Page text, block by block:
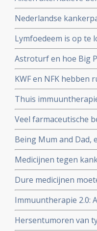
hoger maken dan
Nederlandse
Ross in Bracht
Lymfoedeem is op te
borstkankerpatient
Astroturf en hoe Big
misleidt en
KWF en NFK
dupe te worden van
Thuis
met immuuntherapie
Veel farmaceutische
wetenschappelijk
Being Mum and Dad,
Manchester United
Medicijnen tegen
dosering zou
Dure medicijnen
Jan Schellens in de
Immuuntherapie 2.0:
ontwikkelingen bij
Hersentumoren van